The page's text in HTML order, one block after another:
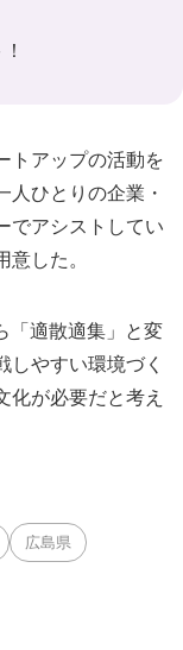
トアップの活動を
ひとりの企業・
でアシストしてい
した。
「適散適集」と変
やすい環境づく
化が必要だと考え
広島県